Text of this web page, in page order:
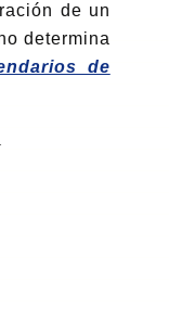
de un
determina
de